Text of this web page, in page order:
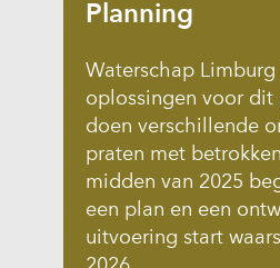
Planning
Waterschap
oplossingen voor dit
doen verschillende
praten met
midden van 2025
een plan en een
uitvoering start